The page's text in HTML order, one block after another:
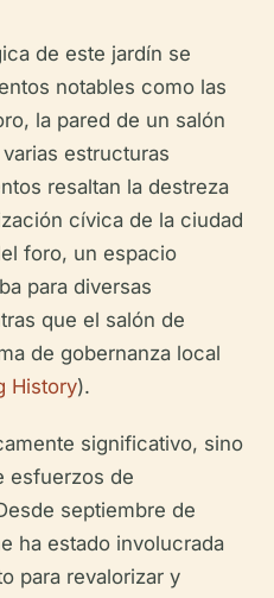
de este jardín se
notables como las
la pared de un salón
estructuras
resaltan la destreza
cívica de la ciudad
foro, un espacio
para diversas
que el salón de
de gobernanza local
History).
significativo, sino
esfuerzos de
septiembre de
ha estado involucrada
para revalorizar y